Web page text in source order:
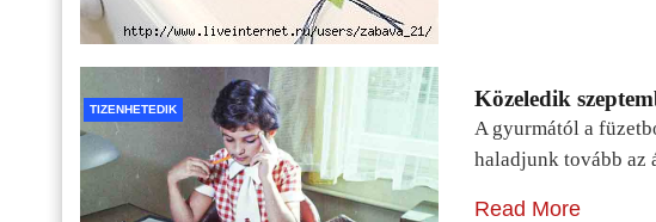
TIZENHETEDIK Közeledik
A gyurmától a
haladjunk tovább az
Read More